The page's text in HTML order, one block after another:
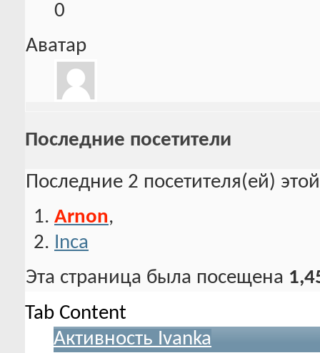
0
Аватар
Последние посетители
Последние 2 посетителя(ей)
Arnon,
Inca
Эта страница была посещена
Tab Content
Активность Ivanka